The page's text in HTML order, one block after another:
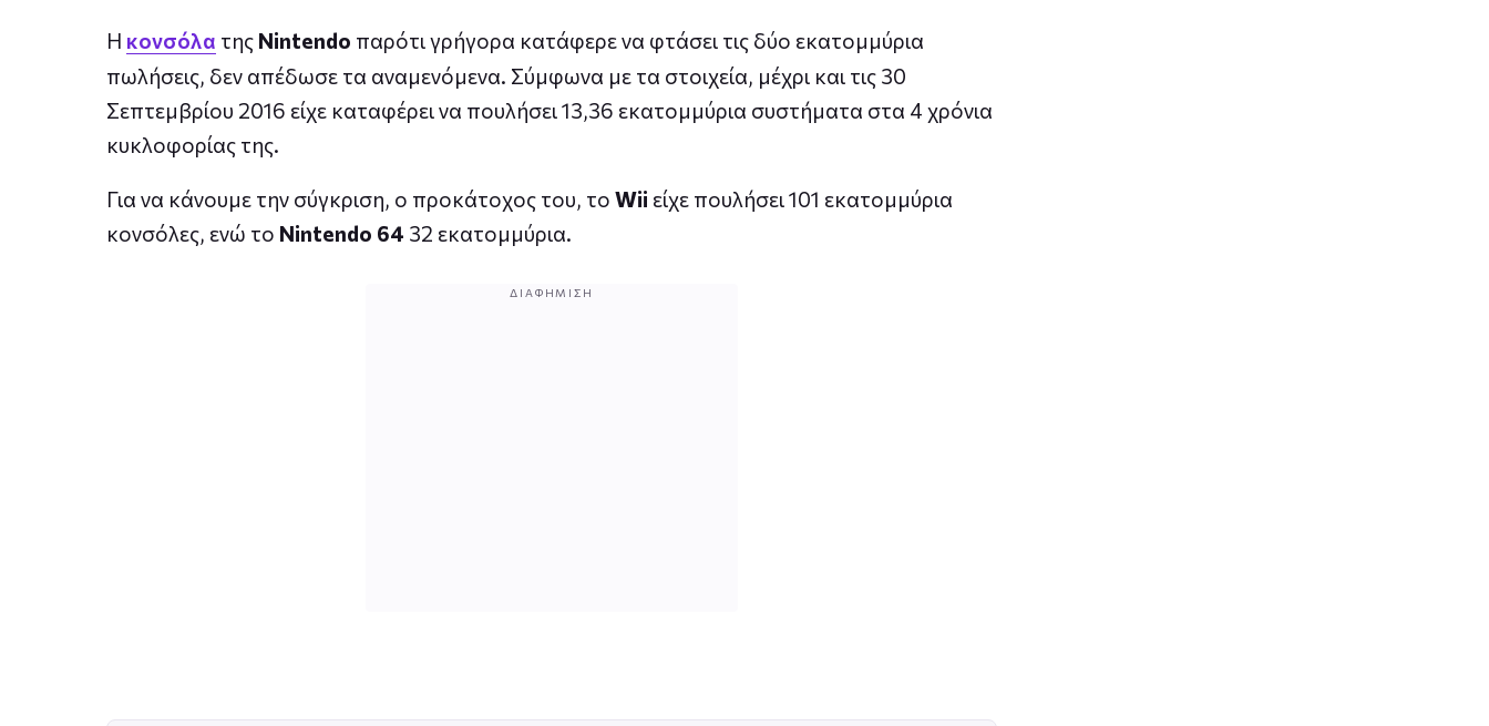
Η κονσόλα της Nintendo παρότι γρήγορα κατάφερε να φτάσει τις δύο εκατομμύρια
πωλήσεις, δεν απέδωσε τα αναμενόμενα. Σύμφωνα με τα στοιχεία, μέχρι και τις 30
Σεπτεμβρίου 2016 είχε καταφέρει να πουλήσει 13,36 εκατομμύρια συστήματα στα 4 χρόνια
κυκλοφορίας της.
Για να κάνουμε την σύγκριση, ο προκάτοχος του, το Wii είχε πουλήσει 101 εκατομμύρια
κονσόλες, ενώ το Nintendo 64 32 εκατομμύρια.
ΔΙΑΦΉΜΙΣΗ